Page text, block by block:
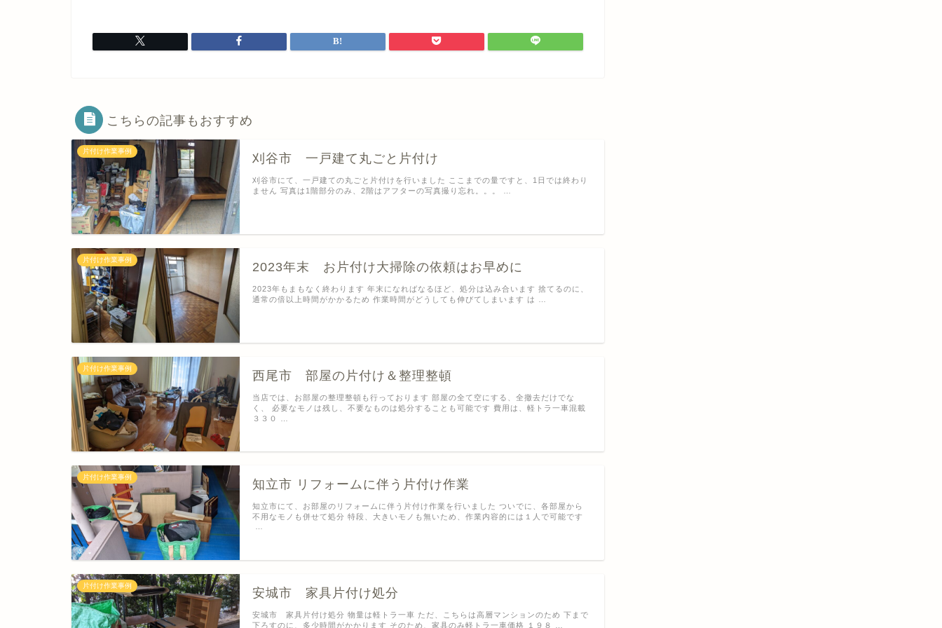
こちらの記事もおすすめ
片付け作業事例
刈谷市 一戸建て丸ごと片付け
刈谷市にて、一戸建ての丸ごと片付けを行いました ここまでの量ですと、1日では終わり
ません 写真は1階部分のみ、2階はアフターの写真撮り忘れ。。。 …
片付け作業事例
2023年末 お片付け大掃除の依頼はお早めに
2023年もまもなく終わります 年末になればなるほど、処分は込み合います 捨てるのに、
通常の倍以上時間がかかるため 作業時間がどうしても伸びてしまいます は …
片付け作業事例
西尾市 部屋の片付け＆整理整頓
当店では、お部屋の整理整頓も行っております 部屋の全て空にする、全撤去だけでな
く、 必要なモノは残し、不要なものは処分することも可能です 費用は、軽トラ一車混載
３３０ …
片付け作業事例
知立市 リフォームに伴う片付け作業
知立市にて、お部屋のリフォームに伴う片付け作業を行いました ついでに、各部屋から
不用なモノも併せて処分 特段、大きいモノも無いため、作業内容的には１人で可能です
片付け作業事例
安城市 家具片付け処分
安城市 家具片付け処分 物量は軽トラ一車 ただ、こちらは高層マンションのため 下まで
下ろすのに、多少時間がかかります そのため、家具のみ軽トラ一車価格 １９８ …